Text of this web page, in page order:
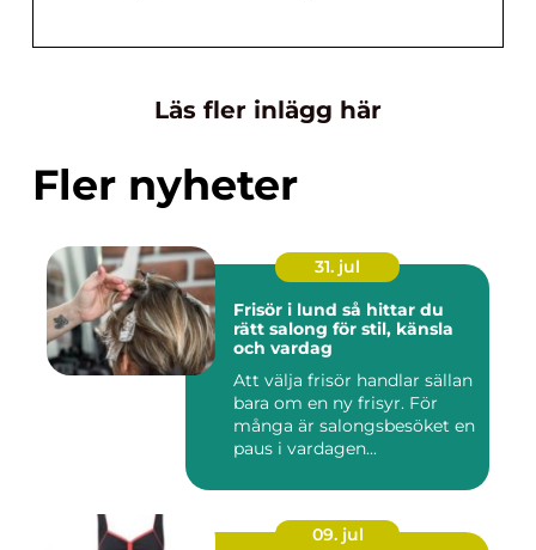
Läs fler inlägg här
Fler nyheter
31. jul
Frisör i lund så hittar du
rätt salong för stil, känsla
och vardag
Att välja frisör handlar sällan
bara om en ny frisyr. För
många är salongsbesöket en
paus i vardagen...
09. jul